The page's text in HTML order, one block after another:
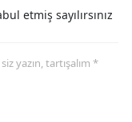
etmiş sayılırsınız
yazın, tartışalım *